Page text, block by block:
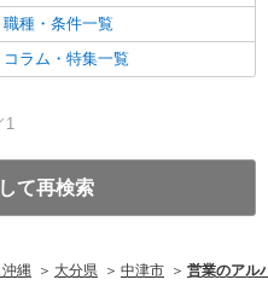
職種・条件一覧
コラム・特集一覧
1
て再検索
沖縄 大分県 中津市 営業のアル